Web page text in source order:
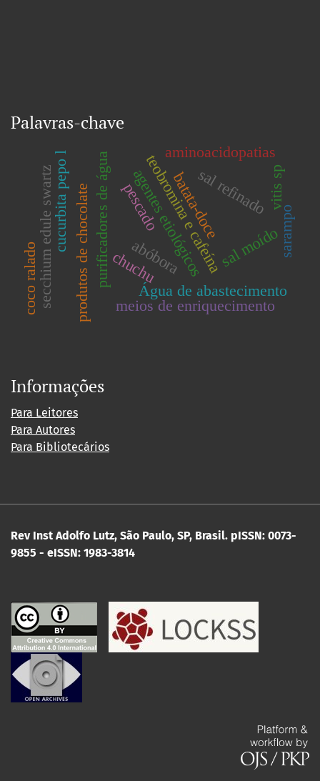
Palavras-chave
pescado
agentes etiológicos
purificadores de água
Água de abastecimento
produtos de chocolate teobromina e cafeínasal refinado
sal moído
meios de enriquecimento
cucurbita pepo l
abóbora
secchium edule swartz chuchu
batata-doce vitis sp
aminoacidopatias
coco ralado
sarampo
Informações
Para Leitores
Para Autores
Para Bibliotecários
Rev Inst Adolfo Lutz, São Paulo, SP, Brasil. pISSN: 0073-
9855 - eISSN: 1983-3814